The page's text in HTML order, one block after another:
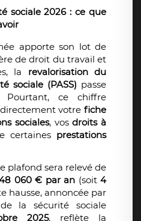
sociale 2026 : ce que
apporte son lot de
de droit du travail et
la revalorisation du
sociale (PASS) passe
Pourtant, ce chiffre
votre fiche
sociales, vosdroits à
certaines prestations
plafond sera relevé de
060 € par an (soit4
hausse, annoncée par
la sécurité sociale
2025, reflète la